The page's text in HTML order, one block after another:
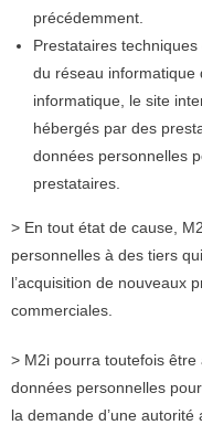
précédemment.
Prestataires
du réseau informatique
informatique, le site
hébergés par des
données personnelles
prestataires.
> En tout état de cause,
personnelles à des tiers
l’acquisition de nouveaux
commerciales.
> M2i pourra toutefois
données personnelles
la demande d’une